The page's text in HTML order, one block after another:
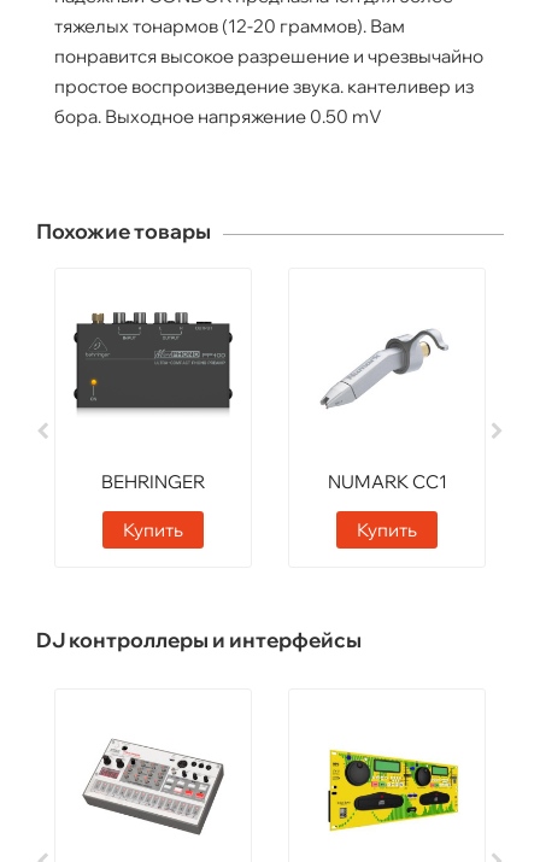
тяжелых тонармов (12-20 граммов). Вам
понравится высокое разрешение и чрезвычайно
простое воспроизведение звука. кантеливер из
бора. Выходное напряжение 0.50 mV
Похожие товары
BEHRINGER
Купить
NUMARK CC1
Купить
DJ контроллеры и интерфейсы